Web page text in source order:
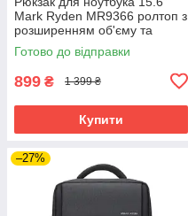
Mark Ryden MR9366 ролтоп з
розширенням об'єму та
захистом від вологи
(Зелений)
Готово до відправки
899 ₴ 1 399 ₴
Купити
–27%